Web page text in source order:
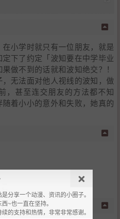
小学时就只有一位朋友，就是
下了约定「波知要在中学毕业
做不到的话就和波知绝交？！
无法面对他人视线的波知，做
，甚至连交朋友的方法都不知
着小小的意外和失败，她真的
分享一个动漫、资讯的小圈子。
~也一直在坚持。
的支持和热情，非常非常感谢。